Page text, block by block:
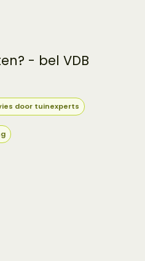
- bel VDB
door tuinexperts